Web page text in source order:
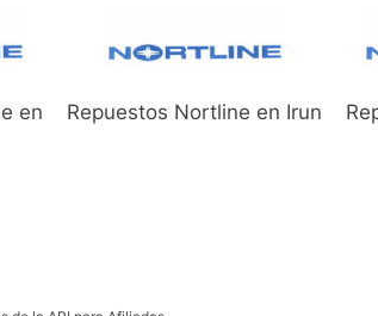
en
Repuestos Nortline en Irun